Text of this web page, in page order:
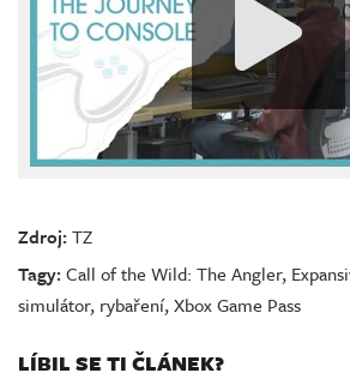
Zdroj:TZ
Tagy:Call of the Wild: The Angler,
simulátor, rybaření,Xbox Game Pass
LÍBIL SE TI ČLÁNEK?